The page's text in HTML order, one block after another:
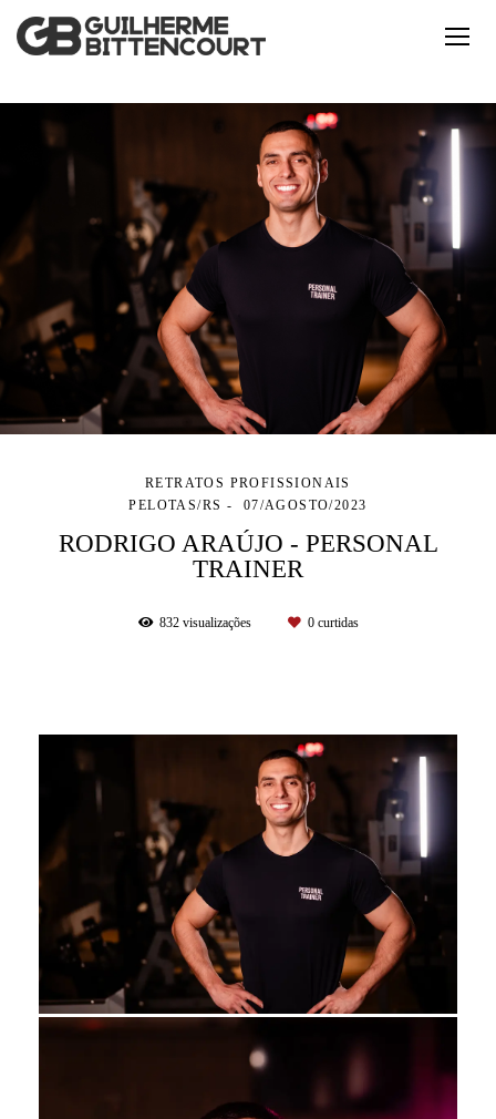
RETRATOS PROFISSIONAIS
PELOTAS/RS
07/AGOSTO/2023
RODRIGO ARAÚJO - PERSONAL
TRAINER
832visualizações 0curtidas